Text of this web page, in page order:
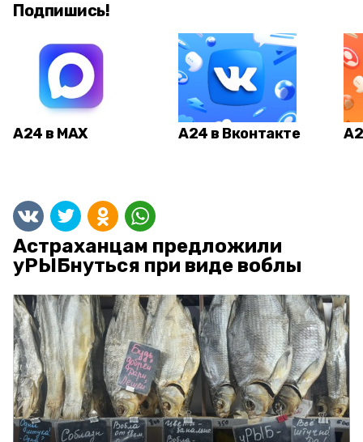
Подпишись!
А24 в MAX А24 в Вконтакте
Астраханцам предложили
уРЫБнуться при виде воблы